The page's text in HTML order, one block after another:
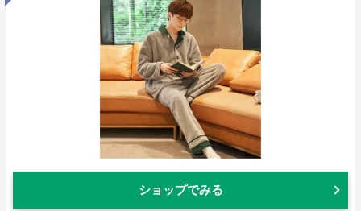
ショップでみる